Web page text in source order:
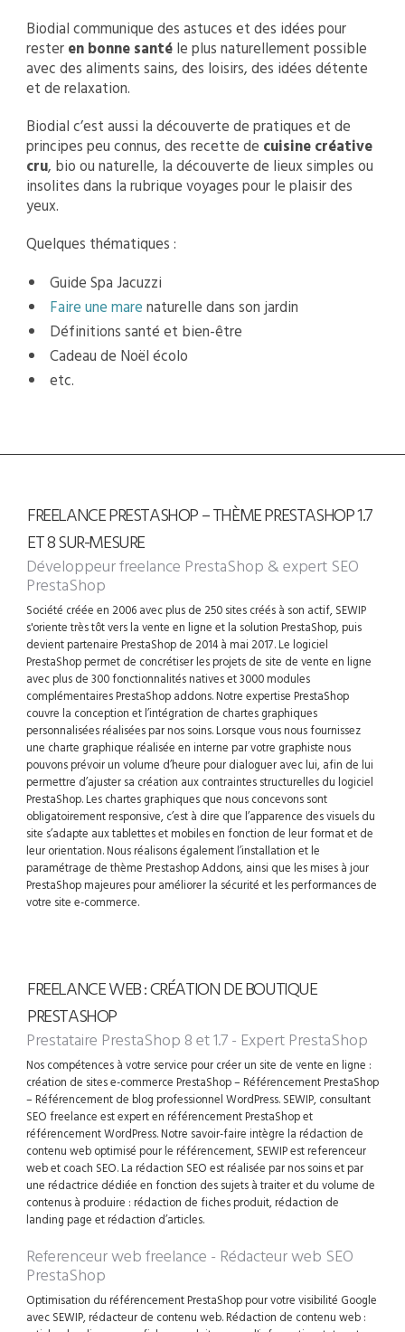
Biodial communique des astuces et des idées pour
rester en bonne santéle plus naturellement possible
avec des aliments sains, des loisirs, des idées détente
et de relaxation.
Biodial c’est aussi la découverte de pratiques et de
principes peu connus, des recette de cuisine créative
cru, bio ou naturelle, la découverte de lieux simples ou
insolites dans la rubrique voyages pour le plaisir des
yeux.
Quelques thématiques :
Guide Spa Jacuzzi
Faire une mare naturelle dans son jardin
Définitions santé et bien-être
Cadeau de Noël écolo
etc.
FREELANCE PRESTASHOP – THÈME PRESTASHOP 1.7
ET 8 SUR-MESURE
Développeur freelance PrestaShop & expert SEO
PrestaShop
Société créée en 2006 avec plus de 250 sites créés à son actif, SEWIP
s'oriente très tôt vers la vente en ligne et la solution PrestaShop, puis
devient partenaire PrestaShop de 2014 à mai 2017. Le logiciel
PrestaShop permet de concrétiser les projets de site de vente en ligne
avec plus de 300 fonctionnalités natives et 3000 modules
complémentaires PrestaShop addons. Notre expertise PrestaShop
couvre la conception et l’intégration de chartes graphiques
personnalisées réalisées par nos soins. Lorsque vous nous fournissez
une charte graphique réalisée en interne par votre graphiste nous
pouvons prévoir un volume d’heure pour dialoguer avec lui, afin de lui
permettre d’ajuster sa création aux contraintes structurelles du logiciel
PrestaShop. Les chartes graphiques que nous concevons sont
obligatoirement responsive, c’est à dire que l’apparence des visuels du
site s’adapte aux tablettes et mobiles en fonction de leur format et de
leur orientation. Nous réalisons également l’installation et le
paramétrage de thème Prestashop Addons, ainsi que les mises à jour
PrestaShop majeures pour améliorer la sécurité et les performances de
votre site e-commerce.
FREELANCE WEB : CRÉATION DE BOUTIQUE
PRESTASHOP
Prestataire PrestaShop 8 et 1.7 - Expert PrestaShop
Nos compétences à votre service pour créer un site de vente en ligne :
création de sites e-commerce PrestaShop – Référencement PrestaShop
– Référencement de blog professionnel WordPress. SEWIP, consultant
SEO freelance est expert en référencement PrestaShop et
référencement WordPress. Notre savoir-faire intègre la rédaction de
contenu web optimisé pour le référencement, SEWIP est referenceur
web et coach SEO. La rédaction SEO est réalisée par nos soins et par
une rédactrice dédiée en fonction des sujets à traiter et du volume de
contenus à produire : rédaction de fiches produit, rédaction de
landing page et rédaction d’articles.
Referenceur web freelance - Rédacteur web SEO
PrestaShop
Optimisation du référencement PrestaShop pour votre visibilité Google
avec SEWIP, rédacteur de contenu web. Rédaction de contenu web :